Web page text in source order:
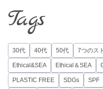
Tags
30代 40代 50代 7つのス
Ethical&SEA Ethical＆SEA
PLASTIC FREE SDGs SPF